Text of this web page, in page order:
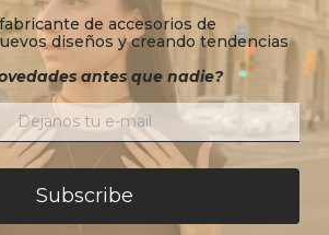
de accesorios de
diseños y creando tendencias
antes que nadie?
Subscribe